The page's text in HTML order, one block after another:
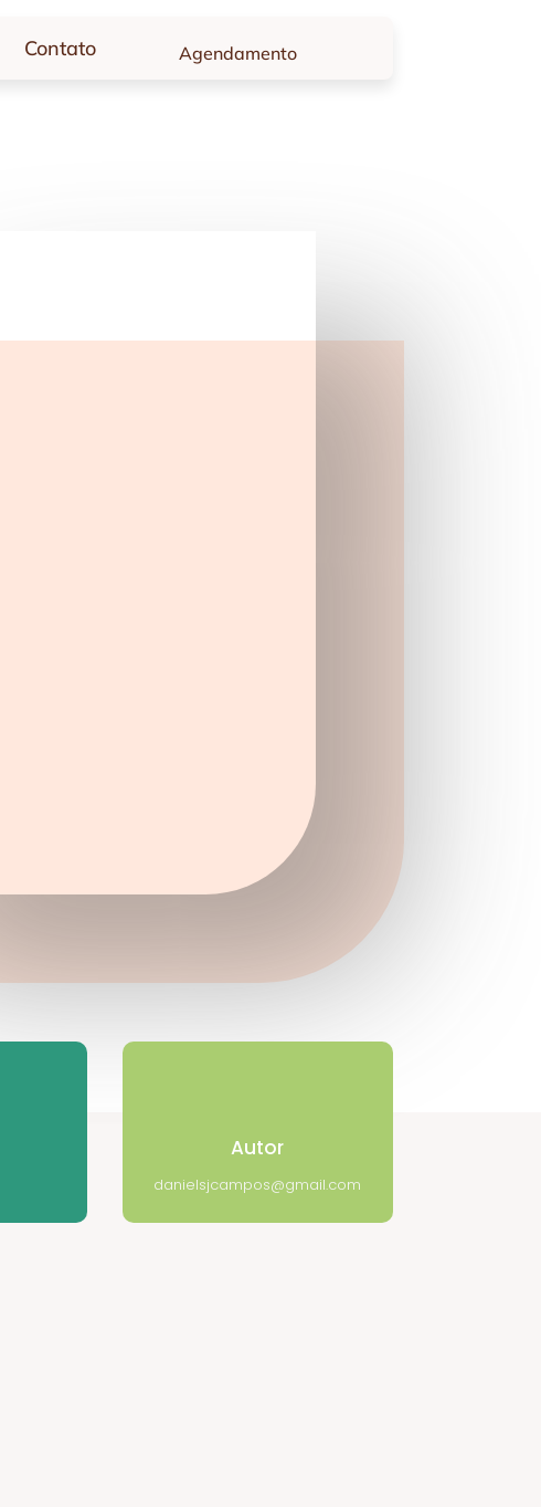
Contato Agendamento
Autor
danielsjcampos@gmail.com